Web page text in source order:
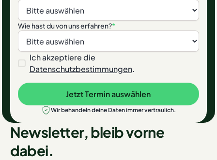
Wie hast du von uns erfahren?*
Ich akzeptiere die
Datenschutzbestimmungen.
Jetzt Termin auswählen
Jetzt Termin auswählen
Wir behandeln deine Daten immer vertraulich.
Newsletter, bleib vorne
dabei.